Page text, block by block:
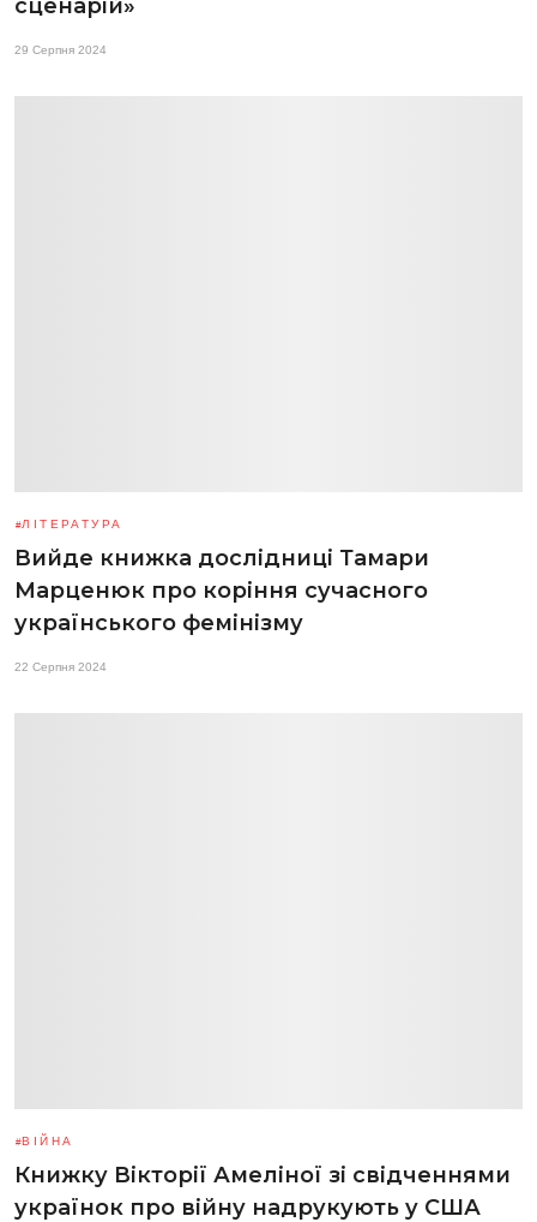
сценарій»
29 Серпня 2024
ЛІТЕРАТУРА
Вийде книжка дослідниці Тамари
Марценюк про коріння сучасного
українського фемінізму
22 Серпня 2024
ВІЙНА
Книжку Вікторії Амеліної зі свідченнями
українок про війну надрукують у США